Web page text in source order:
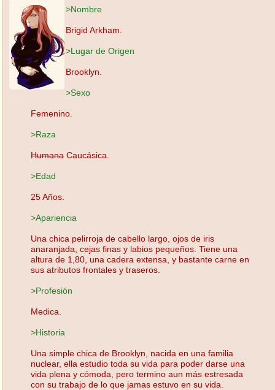
>Nombre
Brigid Arkham.
>Lugar de Origen
Brooklyn.
>Sexo
Femenino.
>Raza
Humana Caucásica.
>Edad
25 Años.
>Apariencia
Una chica pelirroja de cabello largo, ojos de iris
anaranjada, cejas finas y labios pequeños. Tiene una
altura de 1,80, una cadera extensa, y bastante carne en
sus atributos frontales y traseros.
>Profesión
Medica.
>Historia
Una simple chica de Brooklyn, nacida en una familia
nuclear, ella estudio toda su vida para poder darse una
vida plena y cómoda, pero termino aun más estresada
con su trabajo de lo que jamas estuvo en su vida.